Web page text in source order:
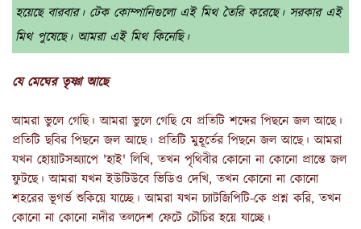
হয়েছে বারবার। টেক কোম্পানিগুলো এই মিথ তৈরি করেছে। সরকার এই
মিথ পুষেছে। আমরা এই মিথ কিনেছি।
যে মেঘের তৃষ্ণা আছে
আমরা ভুলে গেছি। আমরা ভুলে গেছি যে প্রতিটি শব্দের পিছনে জল আছে।
প্রতিটি ছবির পিছনে জল আছে। প্রতিটি মুহূর্তের পিছনে জল আছে। আমরা
যখন হোয়াটসঅ্যাপে 'হাই' লিখি, তখন পৃথিবীর কোনো না কোনো প্রান্তে জল
ফুটছে। আমরা যখন ইউটিউবে ভিডিও দেখি, তখন কোনো না কোনো
শহরের ভূগর্ভ শুকিয়ে যাচ্ছে। আমরা যখন চ্যাটজিপিটি-কে প্রশ্ন করি, তখন
কোনো না কোনো নদীর তলদেশ ফেটে চৌচির হয়ে যাচ্ছে।